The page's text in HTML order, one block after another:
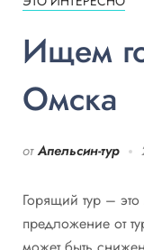
Ищем
Омска
от Апельсин-тур
Горящий тур –
предложение от